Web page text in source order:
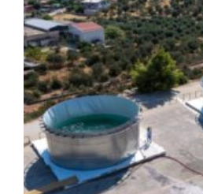
μάχη των επόμενων
μου να κατέβει ο